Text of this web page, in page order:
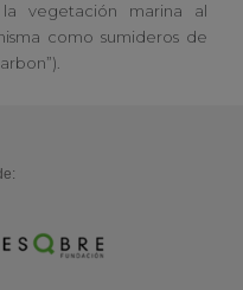
vegetación marina al
como sumideros de